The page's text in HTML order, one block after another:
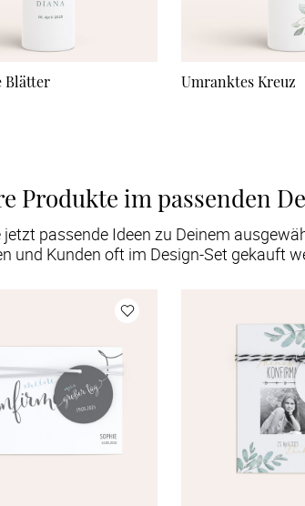
Blätter Umranktes Kreuz
Produkte im passenden
jetzt passende Ideen zu Deinem
und Kunden oft im Design-Set gekauft